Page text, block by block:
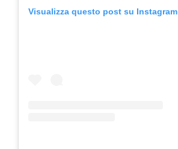
Visualizza questo post su Instagram